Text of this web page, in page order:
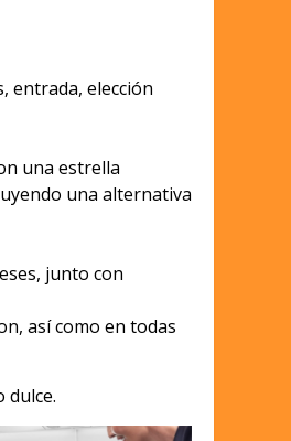
entrada, elección
una estrella
una alternativa
junto con
así como en todas
dulce.